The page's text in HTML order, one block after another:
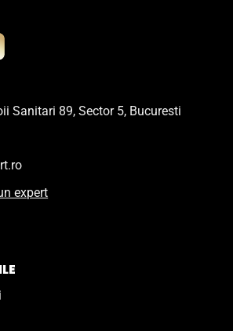
Sanitari 89, Sector 5, Bucuresti
expert